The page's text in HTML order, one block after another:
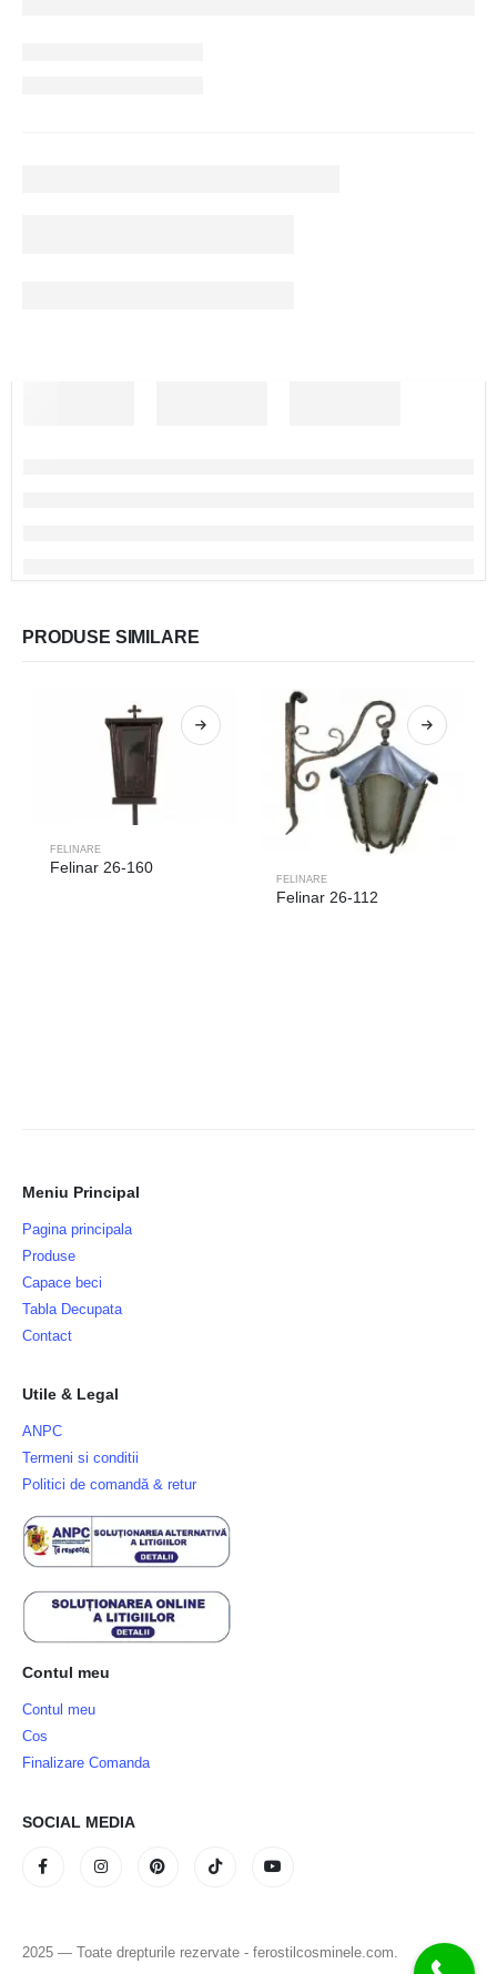
PRODUSE SIMILARE
FELINARE
Felinar 26-160
FELINARE
Felinar 26-112
Meniu Principal
Pagina principala
Produse
Capace beci
Tabla Decupata
Contact
Utile & Legal
ANPC
Termeni si conditii
Politici de comandă & retur
Contul meu
Contul meu
Cos
Finalizare Comanda
SOCIAL MEDIA
2025 — Toate drepturile rezervate - ferostilcosminele.com.